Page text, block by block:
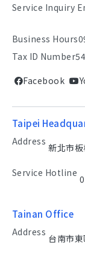
Service Inquiry
Business Hours
Tax ID Number
Facebook
Taipei
Address
新北市
Service Hotline
Tainan Office
Address
台南市